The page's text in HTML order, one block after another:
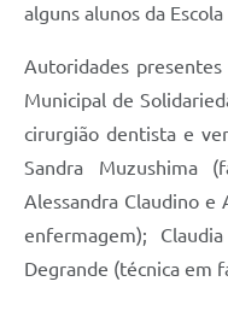
alguns alunos da
Autoridades
Municipal de
cirurgião dentista e
Sandra Muzushima
Alessandra Claudino e
enfermagem);
Degrande (técnica em